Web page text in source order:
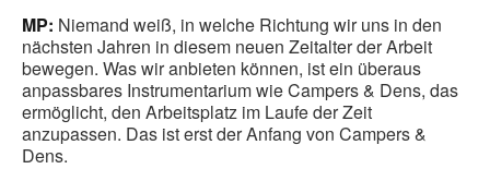
MP: Niemand weiß, in welche Richtung wir uns in den
nächsten Jahren in diesem neuen Zeitalter der Arbeit
bewegen. Was wir anbieten können, ist ein überaus
anpassbares Instrumentarium wie Campers & Dens, das
ermöglicht, den Arbeitsplatz im Laufe der Zeit
anzupassen. Das ist erst der Anfang von Campers &
Dens.